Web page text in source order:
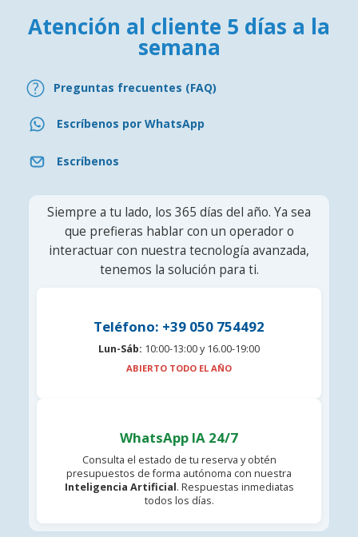
Atención al cliente 5 días a la
semana
Preguntas frecuentes (FAQ)
Escríbenos por WhatsApp
Escríbenos
Siempre a tu lado, los 365 días del año. Ya sea
que prefieras hablar con un operador o
interactuar con nuestra tecnología avanzada,
tenemos la solución para ti.
Teléfono: +39 050 754492
Lun-Sáb: 10:00-13:00 y 16.00-19:00
ABIERTO TODO EL AÑO
WhatsApp IA 24/7
Consulta el estado de tu reserva y obtén
presupuestos de forma autónoma con nuestra
Inteligencia Artificial. Respuestas inmediatas
todos los días.